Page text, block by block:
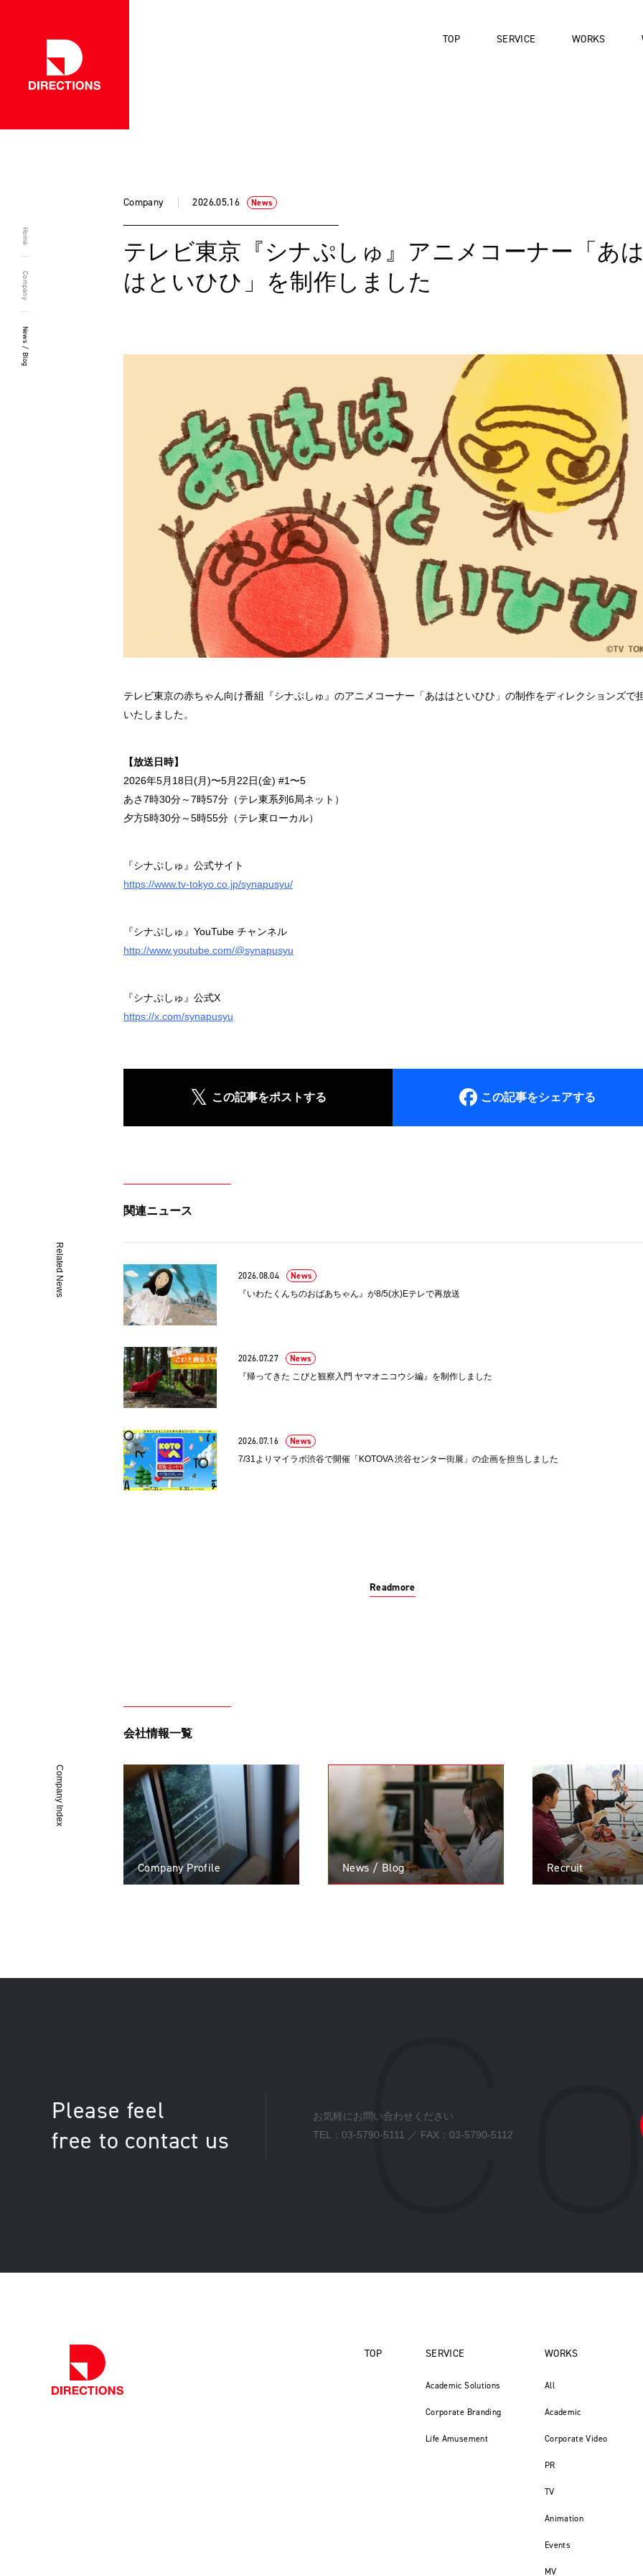
TOP SERVICE WORKS
Home
Company
News / Blog
Company 2026.05.16 News
テレビ東京『シナぷしゅ』アニメコーナー「あ
はといひひ」を制作しました
テレビ東京の赤ちゃん向け番組『シナぷしゅ』のアニメコーナー「あははといひひ」の制作をディレクションズで
いたしました。
【放送日時】
2026年5月18日(月)〜5月22日(金) #1〜5
あさ7時30分～7時57分（テレ東系列6局ネット）
夕方5時30分～5時55分（テレ東ローカル）
『シナぷしゅ』公式サイト
https://www.tv-tokyo.co.jp/synapusyu/
『シナぷしゅ』YouTube チャンネル
http://www.youtube.com/@synapusyu
『シナぷしゅ』公式X
https://x.com/synapusyu
この記事をポストする この記事をシェアする
関連ニュース
Related News 2026.08.04 News
『いわたくんちのおばあちゃん』が8/5(水)Eテレで再放送
2026.07.27 News
『帰ってきた こびと観察入門 ヤマオニコウシ編』を制作しました
2026.07.16 News
7/31よりマイラボ渋谷で開催「KOTOVA 渋谷センター街展」の企画を担当しました
Readmore
会社情報一覧
Company Index
Company Profile News / Blog Recruit
Please feel
free to contact us
お気軽にお問い合わせください
TEL： 03-5790-5111 ／ FAX：03-5790-5112
TOP SERVICE
Academic Solutions
Corporate Branding
Life Amusement
WORKS
All
Academic
Corporate Video
PR
TV
Animation
Events
MV